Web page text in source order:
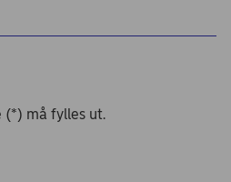
(*) må fylles ut.